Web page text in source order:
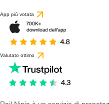
App più votata
Valutato ottimo